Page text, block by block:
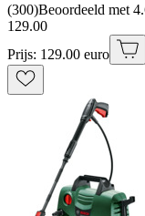
(300)Beoordeeld met
129.00
Prijs: 129.00 euro